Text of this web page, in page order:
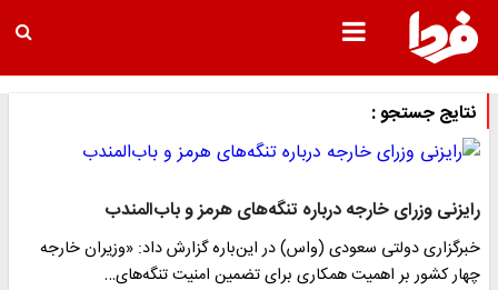
نتایج جستجو :
رایزنی وزرای خارجه درباره تنگه‌های هرمز و باب‌المندب
خبرگزاری دولتی سعودی (واس) در این‌باره گزارش داد: «وزیران خارجه
چهار کشور بر اهمیت همکاری برای تضمین امنیت تنگه‌های…